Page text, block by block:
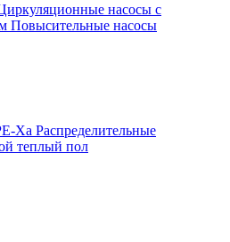
насосы с
Повысительные насосы
Xa Распределительные
теплый пол